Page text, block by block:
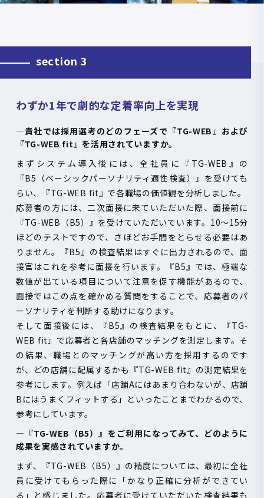
section 3
わずか1年で劇的な定着率向上を実現
―貴社では採用選考のどのフェーズで『TG-WEB 』および
『TG-WEB fit 』を活用されていますか。
まずシステム導入後には、全社員に『 TG-WEB 』の
『B5 （ベーシックパーソナリティ適性検査）』を受けても
らい、『TG-WEB fit 』で各職場の価値観を分析しました。
応募者の方には、二次面接に来ていただいた際、面接前に
『TG-WEB （B5）』を受けていただいています。 10～15分
ほどのテストですので、さほどお手間をとらせる必要はあ
りません。『B5 』の検査結果はすぐに出力されるので、面
接官はこれを参考に面接を行います。『B5 』では、極端な
数値が出ている項目について注意を促す機能があるので、
面接ではこの点を確かめる質問をすることで、応募者のパ
ーソナリティを判断する助けになります。
そして面接後には、『B5 』の検査結果をもとに、『TG-
WEB fit 』で応募者と各店舗のマッチングを測定します。そ
の結果、職場とのマッチングが高い方を採用するのです
が、どの店舗に配属するかも『TG-WEB fit 』の測定結果を
参考にします。例えば「店舗Aにはあまり合わないが、店舗
B にはうまくフィットする」といったことまでわかるので、
参考にしています。
―『TG-WEB （B5）』をご利用になってみて、どのように
成果を実感されていますか。
まず、『TG-WEB （B5）』の精度については、最初に全社
員に受けてもらった際に「かなり正確に分析ができてい
る」と感じました。応募者に受けていただいた検査結果も